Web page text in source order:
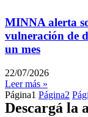
MINNA alerta
vulneración de
un mes
22/07/2026
Leer más »
Página1 Página2
Descargá la